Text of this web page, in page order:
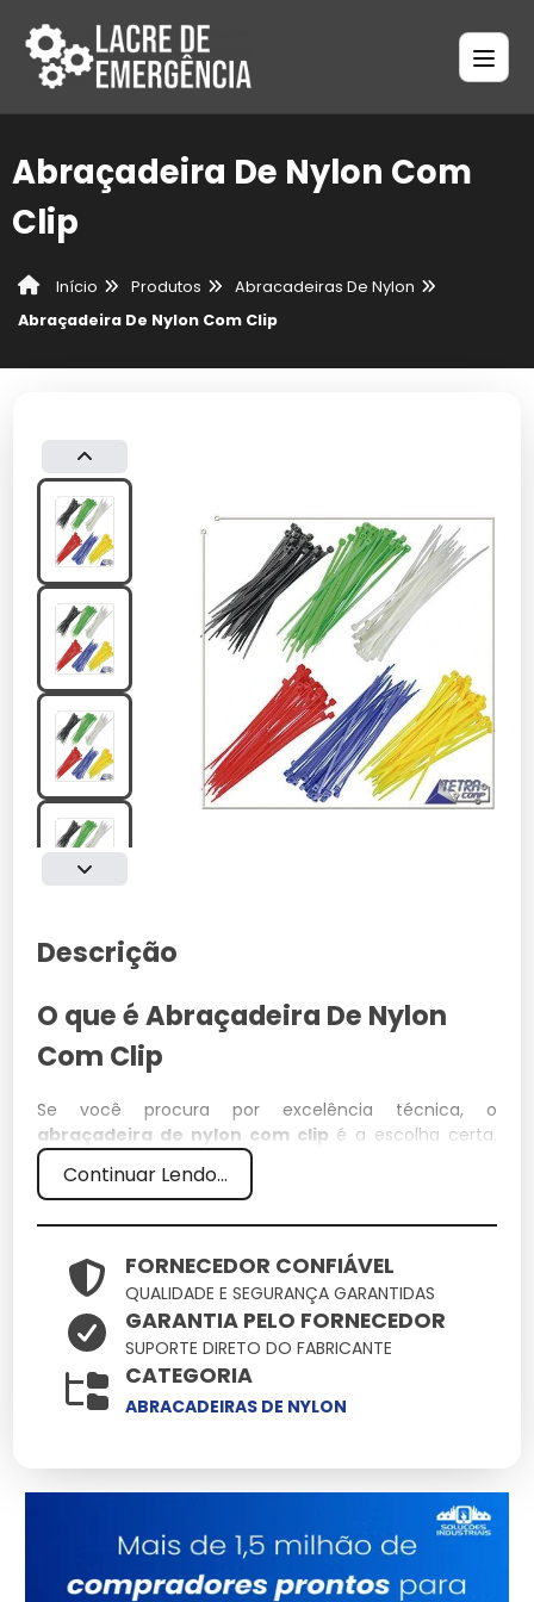
Abraçadeira De Nylon Com
Clip
Início Produtos
Abracadeiras De Nylon
Abraçadeira De Nylon Com Clip
Descrição
O que é Abraçadeira De Nylon
Com Clip
Se você procura por excelência técnica, o
abraçadeira de nylon com clip é a escolha certa.
Desenvolvido para suportar condições extremas, este
item integra nosso catálogo como uma das soluções
Especificações Técnicas
Atributo Detalhes
Componentes
Ligas metálicas
Eficiência
consumo e alto
ganho
Origem
Produto com garantia
de procedência e
suporte
Continuar Lendo...
FORNECEDOR CONFIÁVEL
QUALIDADE E SEGURANÇA GARANTIDAS
GARANTIA PELO FORNECEDOR
SUPORTE DIRETO DO FABRICANTE
CATEGORIA
ABRACADEIRAS DE NYLON